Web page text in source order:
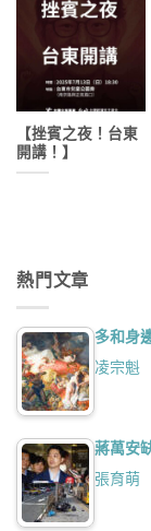
【挫賓之夜！台東
開講！】
熱門文章
多和身
凌宗魁
蔣萬安
張育萌